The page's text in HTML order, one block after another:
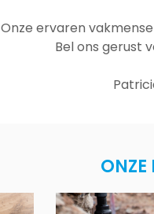
Onze ervaren
Bel ons gerust
ONZE